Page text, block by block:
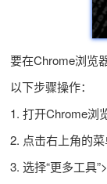
要在Chrome浏览
以下步骤操作：
1. 打开Chrome浏
2. 点击右上角的菜
3. 选择“更多工具